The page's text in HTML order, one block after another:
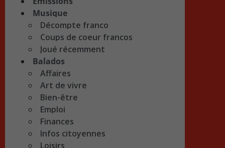
Musique
Décompte franco
Coups de coeur francos
Joué récemment
Balados
Affaires
Art de vivre
Bien-être
Emploi
Finances
Infos citoyennes
Loisirs